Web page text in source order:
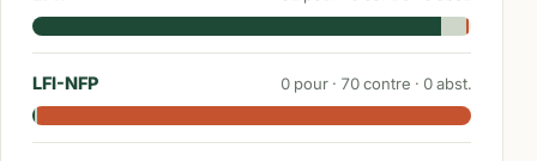
LFI-NFP 0 pour · 70contre · 0abst.